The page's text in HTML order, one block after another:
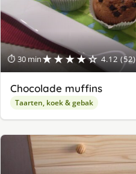
⏱ 30 min★★★★☆ 4.12 (52)
Chocolade muffins
Taarten, koek & gebak